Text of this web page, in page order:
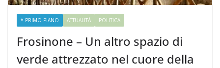
* PRIMO PIANO ATTUALITÀ POLITICA
Frosinone – Un altro spazio di
verde attrezzato nel cuore della